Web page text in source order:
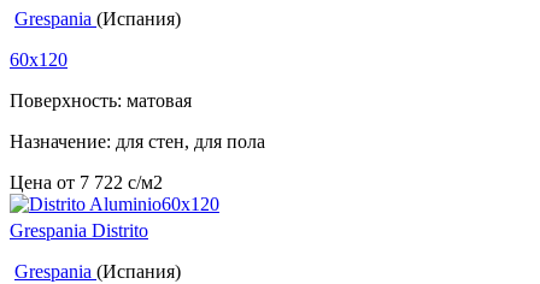
Grespania (Испания)
60x120
Поверхность: матовая
Назначение: для стен, для пола
Цена от 7 722 c/м2
Grespania Distrito
Grespania (Испания)